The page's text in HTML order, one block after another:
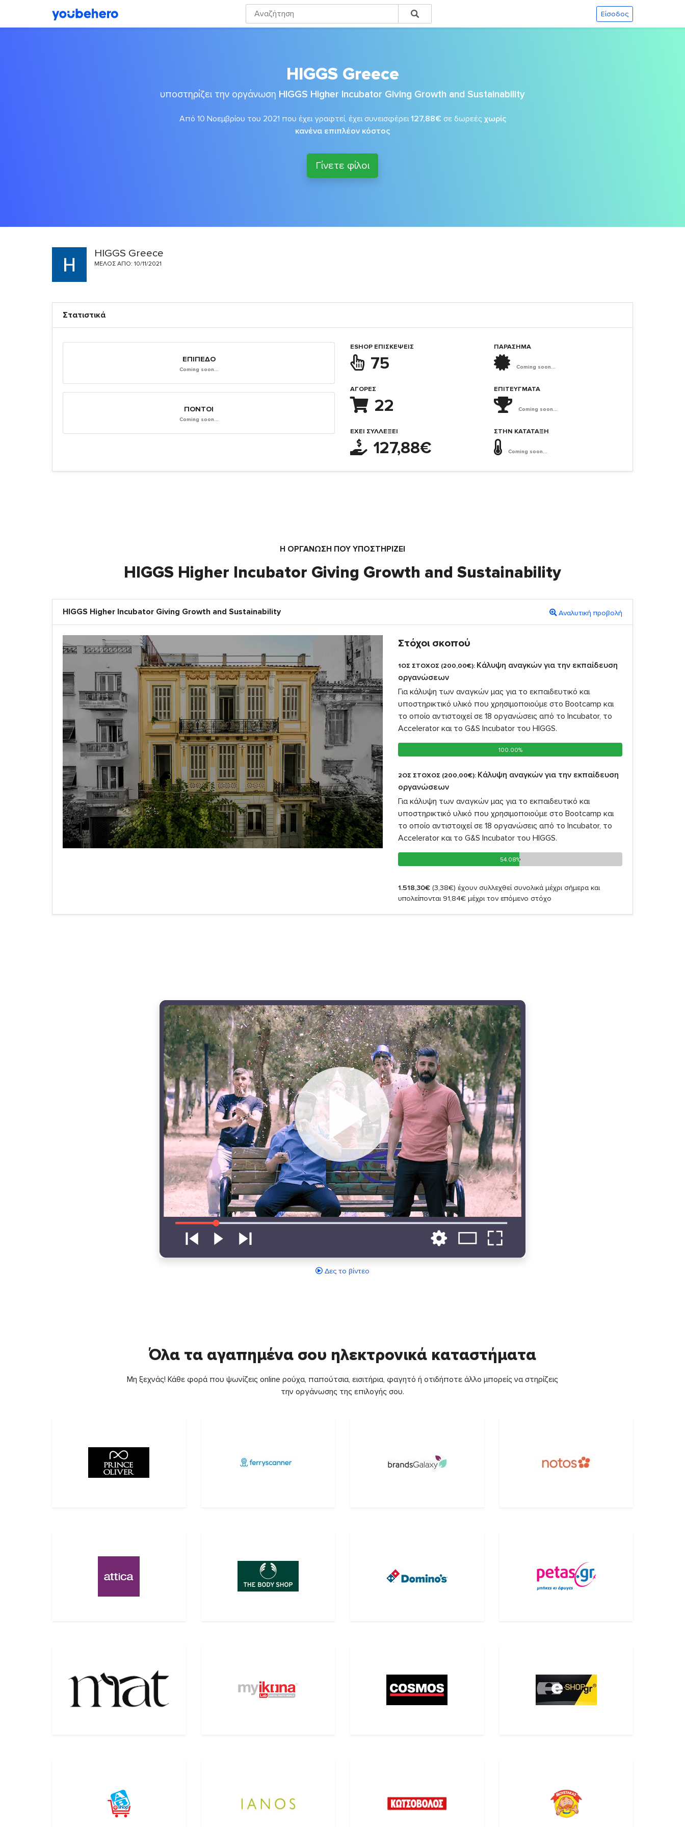
Είσοδος
HIGGS Greece
υποστηρίζει την οργάνωση HIGGS Higher Incubator Giving Growth and Sustainability
Από 10 Νοεμβρίου του 2021 που έχει γραφτεί, έχει συνεισφέρει 127,88€ σε δωρεές χωρίς
κανένα επιπλέον κόστος
Γίνετε φίλοι
HIGGS Greece
ΜΈΛΟΣ ΑΠΌ: 10/11/2021
Στατιστικά
ΕΠΊΠΕΔΟ
Coming soon...
ΠΌΝΤΟΙ
Coming soon...
ESHOP ΕΠΙΣΚΈΨΕΙΣ
75
ΑΓΟΡΈΣ
22
ΈΧΕΙ ΣΥΛΛΈΞΕΙ
127,88€
ΠΑΡΑΣΗΜΑ
Coming soon...
ΕΠΙΤΕΎΓΜΑΤΑ
Coming soon...
ΣΤΗΝ ΚΑΤΆΤΑΞΗ
Coming soon...
Η ΟΡΓΆΝΩΣΗ ΠΟΥ ΥΠΟΣΤΗΡΙΖΕΙ
HIGGS Higher Incubator Giving Growth and Sustainability
HIGGS Higher Incubator Giving Growth and Sustainability Αναλυτική προβολή
Στόχοι σκοπού
1ΟΣ ΣΤΟΧΟΣ (200,00€): Κάλυψη αναγκών για την εκπαίδευση
οργανώσεων
Για κάλυψη των αναγκών μας για το εκπαιδευτικό και
υποστηρικτικό υλικό που χρησιμοποιούμε στο Bootcamp και
το οποίο αντιστοιχεί σε 18 οργανώσεις από το Incubator, το
Accelerator και το G&S Incubator του HIGGS.
100.00%
100.00%
2ΟΣ ΣΤΟΧΟΣ (200,00€): Κάλυψη αναγκών για την εκπαίδευση
οργανώσεων
Για κάλυψη των αναγκών μας για το εκπαιδευτικό και
υποστηρικτικό υλικό που χρησιμοποιούμε στο Bootcamp και
το οποίο αντιστοιχεί σε 18 οργανώσεις από το Incubator, το
Accelerator και το G&S Incubator του HIGGS.
54.08%
54.08%
1.518,30€ (3,38€) έχουν συλλεχθεί συνολικά μέχρι σήμερα και
υπολείπονται 91,84€ μέχρι τον επόμενο στόχο
Δες το βίντεο
Όλα τα αγαπημένα σου ηλεκτρονικά καταστήματα
Μη ξεχνάς! Κάθε φορά που ψωνίζεις online ρούχα, παπούτσια, εισιτήρια, φαγητό ή οτιδήποτε άλλο μπορείς να στηρίζεις
την οργάνωσης της επιλογής σου.